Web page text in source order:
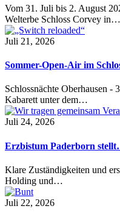
Vom 31. Juli bis 2. August
Welterbe Schloss Corvey in…
Juli 21, 2026
Sommer-Open-Air im
Schlossnächte Oberhausen -
Kabarett unter dem…
Juli 24, 2026
Erzbistum Paderborn
Klare Zuständigkeiten und
Holding und…
Juli 22, 2026